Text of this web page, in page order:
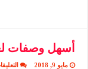
أسهل وصفات
مايو 9, 2018